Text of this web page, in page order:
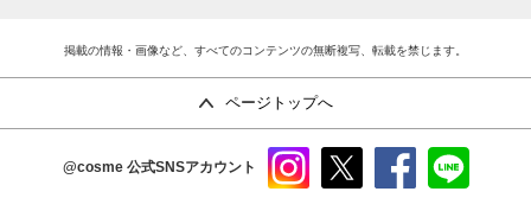
掲載の情報・画像など、すべてのコンテンツの無断複写、転載を禁じます。
ページトップへ
@cosme 公式SNSアカウント